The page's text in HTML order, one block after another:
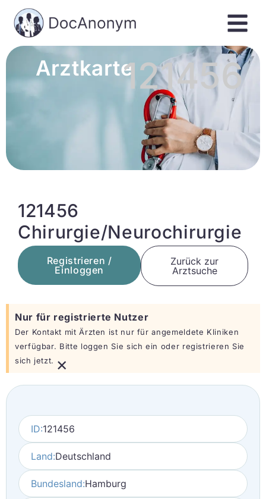
Arztkarte121456
121456
Chirurgie/Neurochirurgie
Registrieren /
Einloggen
Zurück zur
Arztsuche
Nur für registrierte Nutzer
Der Kontakt mit Ärzten ist nur für angemeldete Kliniken
verfügbar. Bitte loggen Sie sich ein oder registrieren Sie
sich jetzt. ×
ID:121456
Land:Deutschland
Bundesland:Hamburg